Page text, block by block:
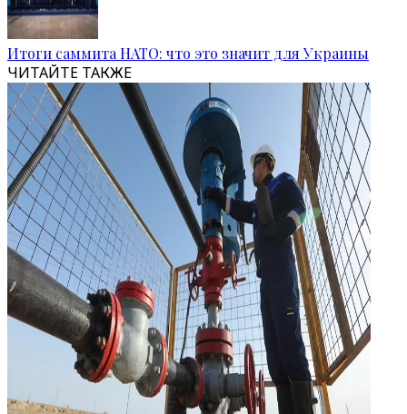
Итоги саммита НАТО: что это значит для Украины
ЧИТАЙТЕ ТАКЖЕ